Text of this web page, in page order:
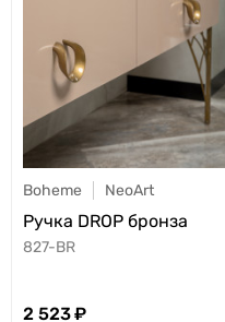
Boheme NeoArt
Ручка DROP бронза
827-BR
2 523